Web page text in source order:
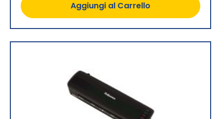
Aggiungi al Carrello